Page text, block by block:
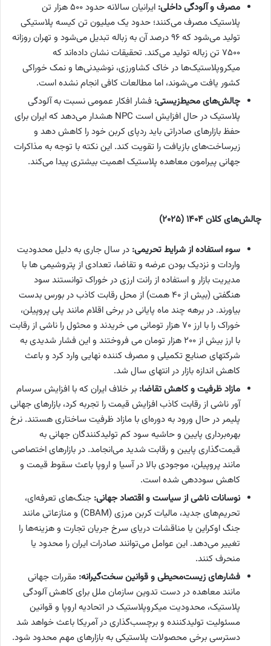
مصرف و آلودگی داخلی:
ایرانیان سالانه حدود ۵۰۰ هزار تن
پلاستیک مصرف می‌کنند؛ حدود یک میلیون تن کیسه پلاستیکی
تولید می‌شود که ۹۶ درصد آن به زباله تبدیل می‌شود و تهران روزانه
۷۵۰۰ تن زباله تولید می‌کند. تحقیقات نشان داده‌اند که
میکروپلاستیک‌ها در خاک کشاورزی، نوشیدنی‌ها و نمک خوراکی
کشور یافت می‌شوند، اما مطالعات کافی انجام نشده است.
چالش‌های محیط‌زیستی: فشار افکار عمومی نسبت به آلودگی
پلاستیک در حال افزایش است NPC هشدار می‌دهد که ایران برای
حفظ بازارهای صادراتی باید ردپای کربن خود را کاهش دهد و
زیرساخت‌های بازیافت را تقویت کند. این نکته با توجه به مذاکرات
جهانی پیرامون معاهده پلاستیک اهمیت بیشتری پیدا می‌کند.
چالش‌های کلان۱۴۰۴(۲۰۲۵)
سوء استفاده از شرایط تحریمی: در سال جاری به دلیل محدودیت
واردات و نزدیک بودن عرضه و تقاضا، تعدادی از پتروشیمی ها با
مدیریت بازار و استفاده از رانت ارزی در خوراک توانستند سود
هنگفتی (بیش از 40 همت) از محل رقابت کاذب در بورس بدست
بیاورند. در برهه چند ماه پایانی در برخی اقلام مانند پلی پروپیلن،
خوراک را با ارز 70 هزار تومانی می خریدند و محثول را ناشی از رقابت
با ارز بیش از 200 هزار تومان می فروختند و این فشار شدیدی به
شرکتهای صنایع تکمیلی و مصرف کننده نهایی وارد کرد و باعث
کاهش اندازه بازار در انتهای سال شد.
مازاد ظرفیت و کاهش تقاضا: بر خلاف ایران که با افزایش سرسام
آور ناشی از رقابت کاذب افزایش قیمت را تجربه کرد، بازارهای جهانی
پلیمر در حال ورود به دوره‌ای با مازاد ظرفیت ساختاری هستند. نرخ
بهره‌برداری پایین و حاشیه سود کم تولیدکنندگان جهانی به
قیمت‌گذاری پایین و رقابت شدید می‌انجامد. در بازارهای اختصاصی
مانند پروپیلن، موجودی بالا در آسیا و اروپا باعث سقوط قیمت و
کاهش سوددهی شده است.
نوسانات ناشی از سیاست و اقتصاد جهانی: جنگ‌های تعرفه‌ای،
تحریم‌های جدید، مالیات کربن مرزی (CBAM) و منازعاتی مانند
جنگ اوکراین یا مناقشات دریای سرخ جریان تجارت و هزینه‌ها را
تغییر می‌دهد. این عوامل می‌توانند صادرات ایران را محدود یا
منحرف کنند.
فشارهای زیست‌محیطی و قوانین سخت‌گیرانه: مقررات جهانی
مانند معاهده در دست تدوین سازمان ملل برای کاهش آلودگی
پلاستیک، محدودیت میکروپلاستیک در اتحادیه اروپا و قوانین
مسئولیت تولیدکننده و برچسب‌گذاری در آمریکا باعث خواهد شد
دسترسی برخی محصولات پلاستیکی به بازارهای مهم محدود شود.